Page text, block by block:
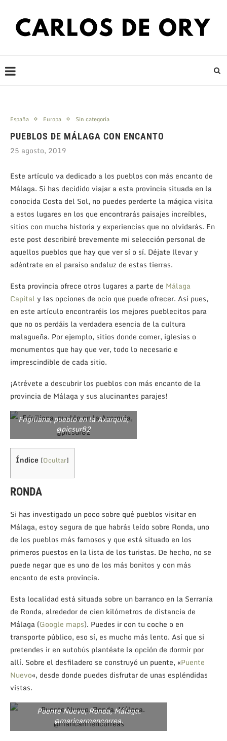
España Europa Sin categoría
PUEBLOS DE MÁLAGA CON ENCANTO
25 agosto, 2019
Este artículo va dedicado a los pueblos con más encanto de
Málaga. Si has decidido viajar a esta provincia situada en la
conocida Costa del Sol, no puedes perderte la mágica visita
a estos lugares en los que encontrarás paisajes increíbles,
sitios con mucha historia y experiencias que no olvidarás. En
este post describiré brevemente mi selección personal de
aquellos pueblos que hay que ver sí o sí. Déjate llevar y
adéntrate en el paraíso andaluz de estas tierras.
Esta provincia ofrece otros lugares a parte de Málaga
Capital y las opciones de ocio que puede ofrecer. Así pues,
en este artículo encontraréis los mejores pueblecitos para
que no os perdáis la verdadera esencia de la cultura
malagueña. Por ejemplo, sitios donde comer, iglesias o
monumentos que hay que ver, todo lo necesario e
imprescindible de cada sitio.
¡Atrévete a descubrir los pueblos con más encanto de la
provincia de Málaga y sus alucinantes parajes!
Frigiliana, pueblo en la Axarquía,
@picsur82
Índice [Ocultar]
RONDA
Si has investigado un poco sobre qué pueblos visitar en
Málaga, estoy segura de que habrás leído sobre Ronda, uno
de los pueblos más famosos y que está situado en los
primeros puestos en la lista de los turistas. De hecho, no se
puede negar que es uno de los más bonitos y con más
encanto de esta provincia.
Esta localidad está situada sobre un barranco en la Serranía
de Ronda, alrededor de cien kilómetros de distancia de
Málaga (Google maps). Puedes ir con tu coche o en
transporte público, eso sí, es mucho más lento. Así que si
pretendes ir en autobús plantéate la opción de dormir por
allí. Sobre el desfiladero se construyó un puente, «Puente
Nuevo«, desde donde puedes disfrutar de unas espléndidas
vistas.
Puente Nuevo, Ronda, Málaga.
@maricarmencorrea.